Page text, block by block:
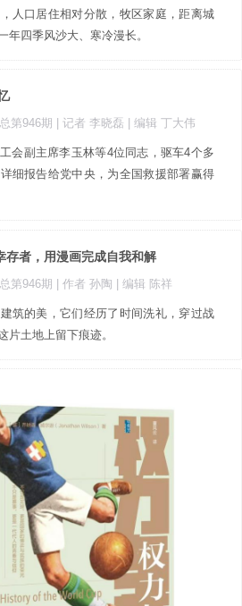
人口居住相对分散，牧区家庭，距离城
年四季风沙大、寒冷漫长。
总第946期 | 记者 李晓磊 | 编辑 丁大伟
会副主席李玉林等4位同志，驱车4个多
细报告给党中央，为全国救援部署赢得
存者，用漫画完成自我和解
总第946期 | 作者 孙陶 | 编辑 陈祥
筑的美，它们经历了时间洗礼，穿过战
片土地上留下痕迹。